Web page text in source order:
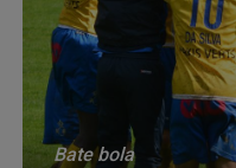
Bate bola